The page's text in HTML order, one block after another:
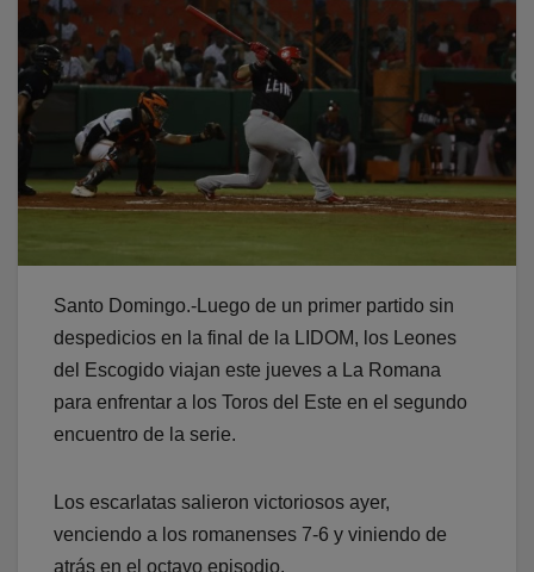
Santo Domingo.-Luego de un primer partido sin
despedicios en la final de la LIDOM, los Leones
del Escogido viajan este jueves a La Romana
para enfrentar a los Toros del Este en el segundo
encuentro de la serie.
Los escarlatas salieron victoriosos ayer,
venciendo a los romanenses 7-6 y viniendo de
atrás en el octavo episodio.